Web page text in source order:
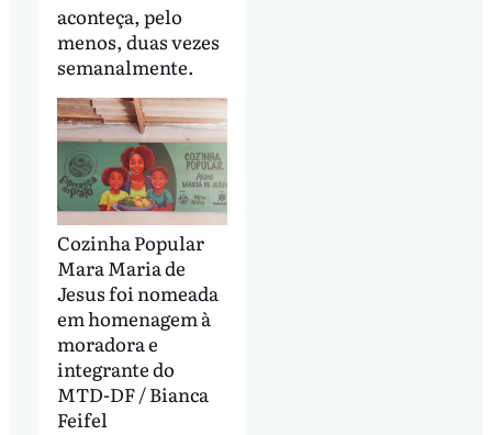
aconteça, pelo
menos, duas vezes
semanalmente.
Cozinha Popular
Mara Maria de
Jesus foi nomeada
em homenagem à
moradora e
integrante do
MTD-DF / Bianca
Feifel